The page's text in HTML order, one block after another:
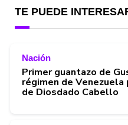
TE PUEDE
Nación
Primer guantazo de
régimen de Venezuela
de Diosdado Cabello